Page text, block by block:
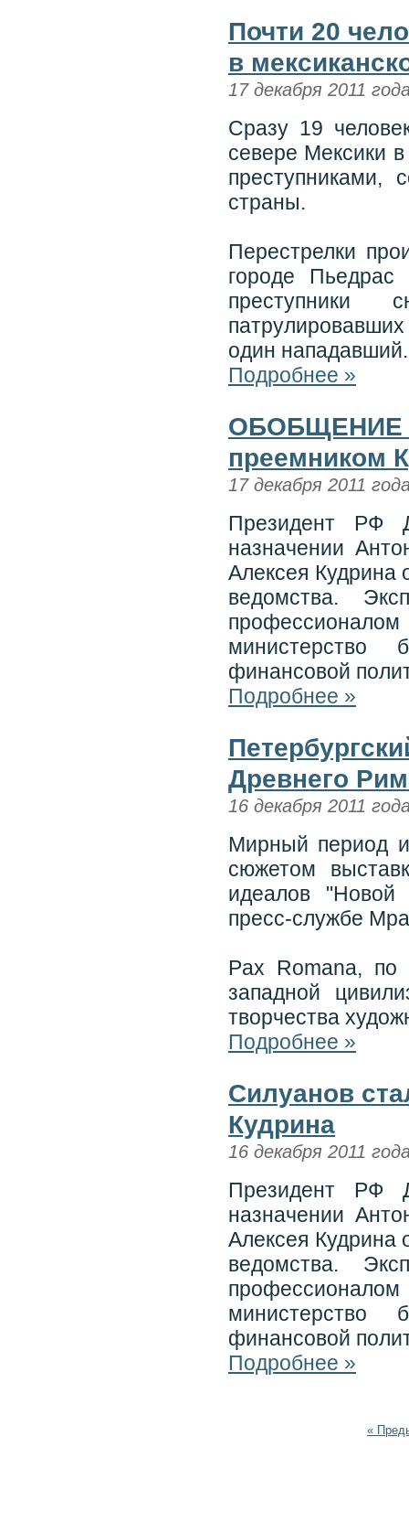
Почти 20
в
17 декабря 2011
Сразу 19
севере Мексики
преступниками,
страны.
Перестрелки
городе
преступники
один нападавший.
Подробнее »
ОБОБЩЕНИЕ -
преемником
17 декабря 2011
Президент РФ
назначении
Алексея Кудрина
ведомства.
финансовой
Подробнее »
Древнего
16 декабря 2011
Мирный период
сюжетом
идеалов
пресс-службе
Pax Romana,
западной
творчества
Подробнее »
Силуанов
Кудрина
16 декабря 2011
Президент РФ
назначении
Алексея Кудрина
ведомства.
финансовой
Подробнее »
«